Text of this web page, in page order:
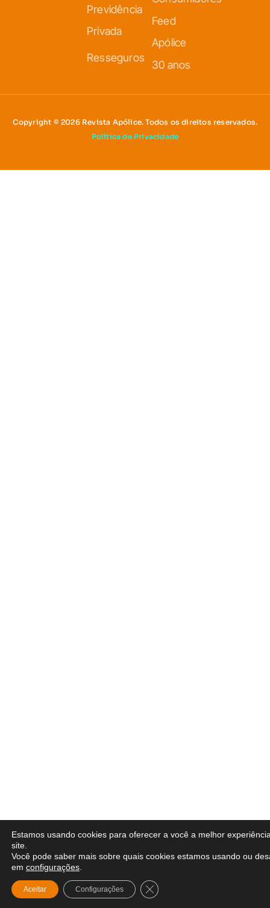
Previdência
Privada
Resseguros
Feed
Apólice
30 anos
Copyright © 2026 Revista Apólice. Todos os direitos reservados.
Política de Privacidade
Estamos usando cookies para oferecer a você a melhor
site.
Você pode saber mais sobre quais cookies estamos usando ou
em configurações
Aceitar Configurações Close GDPR Cookie Banner